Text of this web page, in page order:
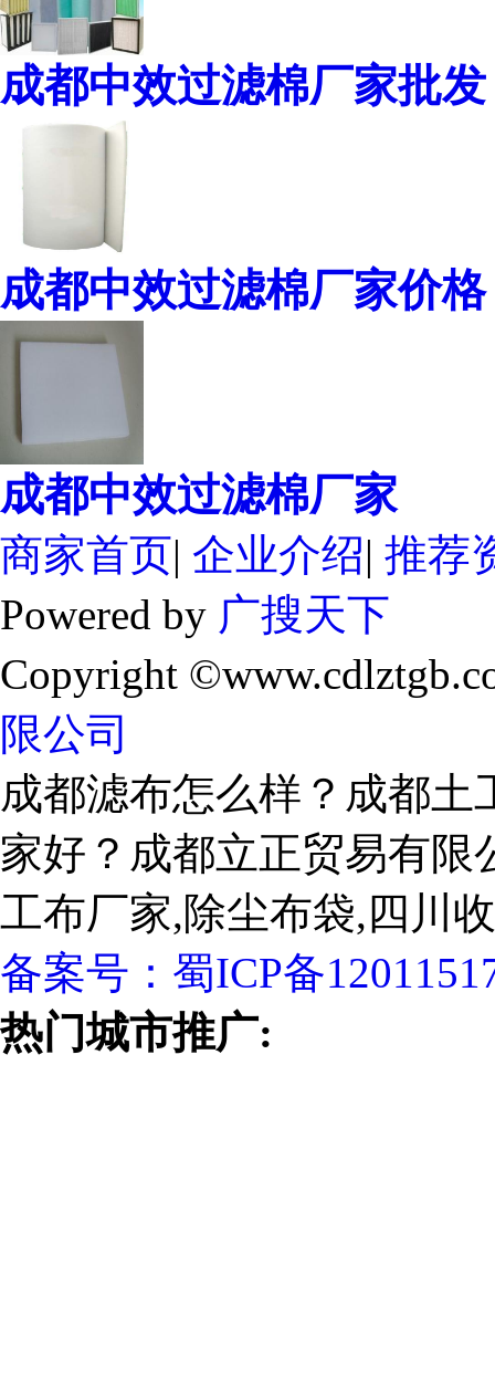
成都中效过滤棉厂家批发
成都中效过滤棉厂家价格
成都中效过滤棉厂家
商家首页| 企业介绍| 推荐
Powered by 广搜天下
Copyright
限公司
成都滤布怎么样？成都
家好？成都立正贸易有
工布厂家,除尘布袋,四川
备案号： 蜀ICP备
热门城市推广: